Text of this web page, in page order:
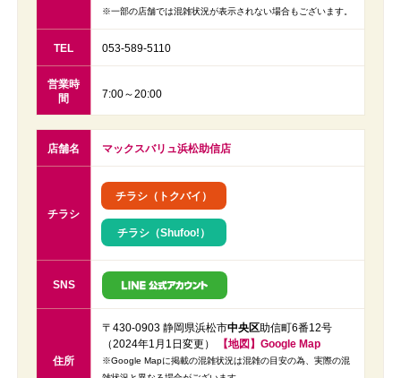
※一部の店舗では混雑状況が表示されない場合もございます。
TEL 053-589-5110
営業時
間
7:00～20:00
店舗名 マックスバリュ浜松助信店
チラシ
チラシ（トクバイ）
チラシ（Shufoo!）
SNS
住所
〒430-0903 静岡県浜松市中央区助信町6番12号
（2024年1月1日変更）
【地図】Google Map
※Google Mapに掲載の混雑状況は混雑の目安の為、実際の混